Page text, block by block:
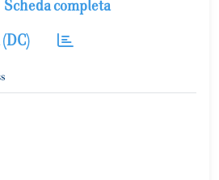
Scheda completa